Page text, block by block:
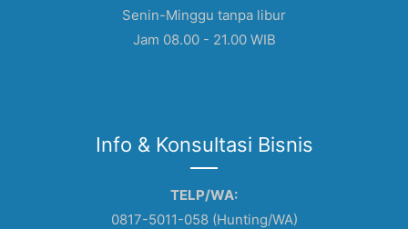
Senin-Minggu tanpa libur
Jam 08.00 - 21.00 WIB
Info & Konsultasi Bisnis
TELP/WA:
0817-5011-058 (Hunting/WA)